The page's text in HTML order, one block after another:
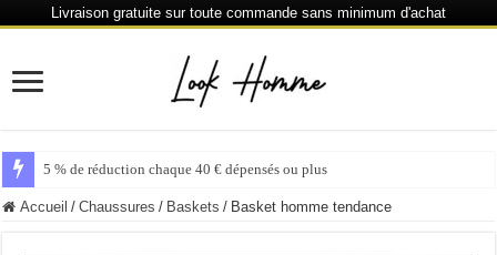
Livraison gratuite sur toute commande sans minimum d'achat
5 % de réduction chaque 40 € dépensés ou plus
Accueil / Chaussures / Baskets / Basket homme tendance